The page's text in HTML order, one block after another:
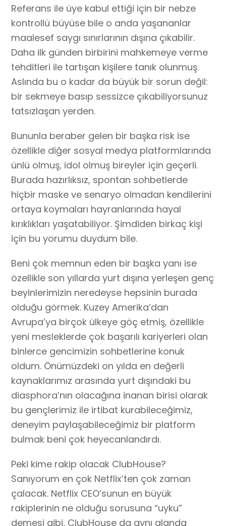
Referans ile üye kabul ettiği için bir nebze
kontrollü büyüse bile o anda yaşananlar
maalesef saygı sınırlarının dışına çıkabilir.
Daha ilk günden birbirini mahkemeye verme
tehditleri ile tartışan kişilere tanık olunmuş.
Aslında bu o kadar da büyük bir sorun değil:
bir sekmeye basıp sessizce çıkabiliyorsunuz
tatsızlaşan yerden.
Bununla beraber gelen bir başka risk ise
özellikle diğer sosyal medya platformlarında
ünlü olmuş, idol olmuş bireyler için geçerli.
Burada hazırlıksız, spontan sohbetlerde
hiçbir maske ve senaryo olmadan kendilerini
ortaya koymaları hayranlarında hayal
kırıklıkları yaşatabiliyor. Şimdiden birkaç kişi
için bu yorumu duydum bile.
Beni çok memnun eden bir başka yanı ise
özellikle son yıllarda yurt dışına yerleşen genç
beyinlerimizin neredeyse hepsinin burada
olduğu görmek. Kuzey Amerika’dan
Avrupa’ya birçok ülkeye göç etmiş, özellikle
yeni mesleklerde çok başarılı kariyerleri olan
binlerce gencimizin sohbetlerine konuk
oldum. Önümüzdeki on yılda en değerli
kaynaklarımız arasında yurt dışındaki bu
diasphora’nın olacağına inanan birisi olarak
bu gençlerimiz ile irtibat kurabileceğimiz,
deneyim paylaşabileceğimiz bir platform
bulmak beni çok heyecanlandırdı.
Peki kime rakip olacak ClubHouse?
Sanıyorum en çok Netflix’ten çok zaman
çalacak. Netflix CEO’sunun en büyük
rakiplerinin ne olduğu sorusuna “uyku”
demesi gibi, ClubHouse da aynı alanda